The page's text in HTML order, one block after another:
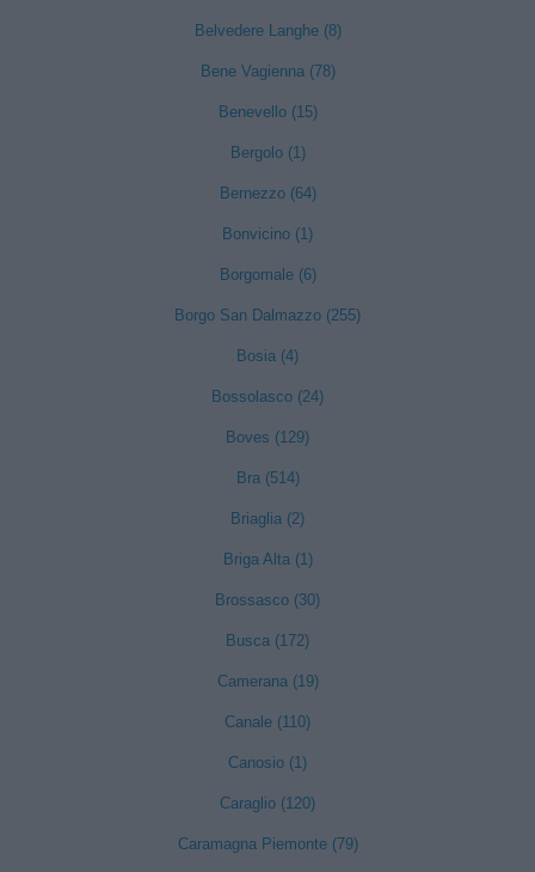
Belvedere Langhe (8)
Bene Vagienna (78)
Benevello (15)
Bergolo (1)
Bernezzo (64)
Bonvicino (1)
Borgomale (6)
Borgo San Dalmazzo (255)
Bosia (4)
Bossolasco (24)
Boves (129)
Bra (514)
Briaglia (2)
Briga Alta (1)
Brossasco (30)
Busca (172)
Camerana (19)
Canale (110)
Canosio (1)
Caraglio (120)
Caramagna Piemonte (79)